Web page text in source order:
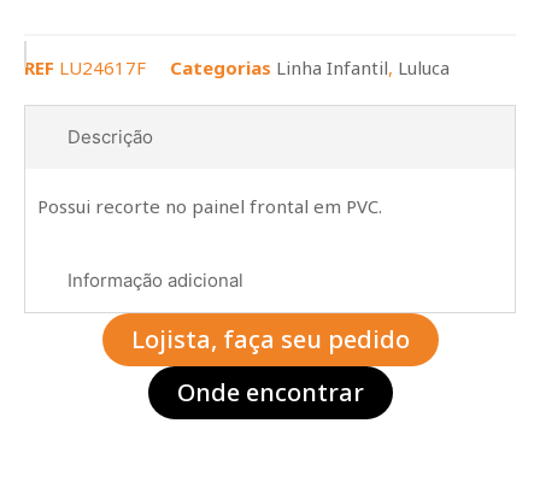
REF LU24617F Categorias Linha Infantil, Luluca
Descrição
Informação adicional
Possui recorte no painel frontal em PVC.
Lojista, faça seu pedido
Onde encontrar